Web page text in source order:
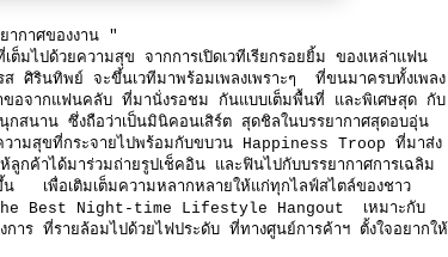
ากาศของงาน "
ปด้วยความสุข จากการเปิดเวทีเรียกรอยยิ้ม ของเหล่าแฟน
ศิรินทิพย์ จะขึ้นเวทีมาพร้อมเพลงเพราะๆ ที่ขนมาครบทั้งเพลง
ำขอจากแฟนคลับ ที่มานั่งรอชม กันแบบเต็มพื้นที่ และพิเศษสุด กับ
กสนาน ซึ่งถือว่าเป็นมินิคอนเสิร์ต สุดชิลในบรรยากาศสุดอบอุ่น
วามสุขที่กระจายไปพร้อมกับขบวน Happiness Troop ที่มาส่ง
ค้าได้มาร่วมถ่ายรูปเช็คอิน และฟินไปกับบรรยากาศการเฉลิม
เพื่อเติมเต็มความหลากหลายให้แก่ทุกไลฟ์สไตล์ของชาว
Best Night-time Lifestyle Hangout เหมาะกับ
าร ที่รายล้อมไปด้วยไฟประดับ ที่ทางศูนย์การค้าฯ ตั้งใจอยากให้